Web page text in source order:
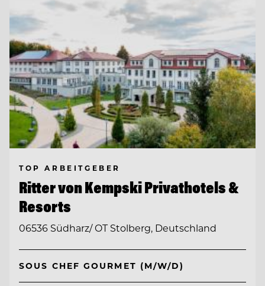
TOP ARBEITGEBER
Ritter von Kempski Privathotels &
Resorts
06536 Südharz/ OT Stolberg, Deutschland
SOUS CHEF GOURMET (M/W/D)